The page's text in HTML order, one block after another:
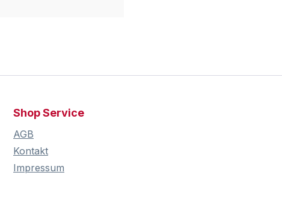
Shop Service
AGB
Kontakt
Impressum